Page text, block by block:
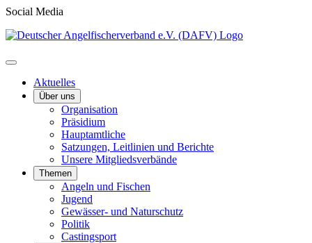
Social Media
Aktuelles
Über uns
Organisation
Präsidium
Hauptamtliche
Satzungen, Leitlinien und Berichte
Unsere Mitgliedsverbände
Themen
Angeln und Fischen
Jugend
Gewässer- und Naturschutz
Politik
Castingsport